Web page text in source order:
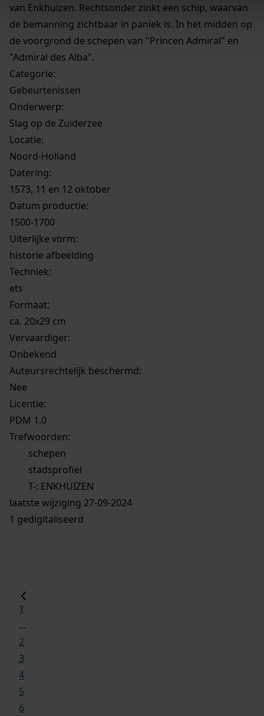
van Enkhuizen. Rechtsonder zinkt een schip, waarvan
de bemanning zichtbaar in paniek is. In het midden op
de voorgrond de schepen van "Princen Admiral" en
"Admiral des Alba".
Categorie:
Gebeurtenissen
Onderwerp:
Slag op de Zuiderzee
Locatie:
Noord-Holland
Datering:
1573, 11 en 12 oktober
Datum productie:
1500-1700
Uiterlijke vorm:
historie afbeelding
Techniek:
ets
Formaat:
ca. 20x29 cm
Vervaardiger:
Onbekend
Auteursrechtelijk beschermd:
Nee
Licentie:
PDM 1.0
Trefwoorden:
schepen
stadsprofiel
T-: ENKHUIZEN
laatste wijziging 27-09-2024
1 gedigitaliseerd
1
...
2
3
4
5
6